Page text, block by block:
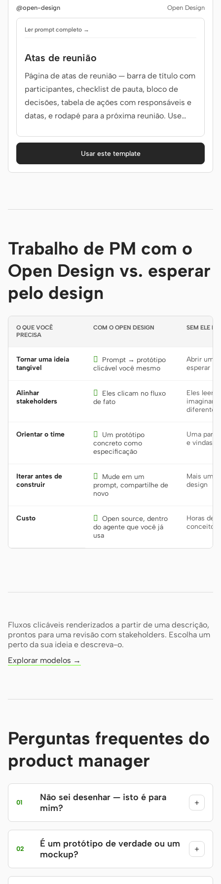
@open-design Open Design
Ler prompt completo →
Atas de reunião
Página de atas de reunião — barra de título com
participantes, checklist de pauta, bloco de
decisões, tabela de ações com responsáveis e
datas, e rodapé para a próxima reunião. Use
'notas 1:1', 'resumo all-hands' ou '会议纪要'.
Usar este template
Trabalho de PM com o
Open Design vs. esperar
pelo design
O QUE VOCÊ
PRECISA
COM O OPEN DESIGN SEM ELE
Tornar uma ideia
tangível

Prompt → protótipo
clicável você mesmo
Abrir um
esperar
Alinhar
stakeholders

Eles clicam no fluxo
de fato
Eles leem
imaginam
diferente
Orientar o time 
Um protótipo
concreto como
especificação
Uma
e vindas
Iterar antes de
construir

Mude em um
prompt, compartilhe de
novo
Mais uma
design
Custo 
Open source, dentro
do agente que você já
usa
Horas de
conceitos
Fluxos clicáveis renderizados a partir de uma descrição,
prontos para uma revisão com stakeholders. Escolha um
perto da sua ideia e descreva-o.
Explorar modelos →
Perguntas frequentes do
product manager
01
Não sei desenhar — isto é para
mim?
+
02
É um protótipo de verdade ou um
mockup?
+